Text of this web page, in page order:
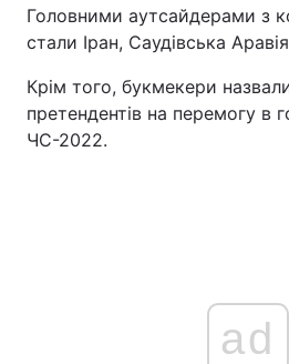
Головними аутсайдерами з
стали Іран, Саудівська
Крім того, букмекери
претендентів на перемогу в
ЧС-2022.
ad